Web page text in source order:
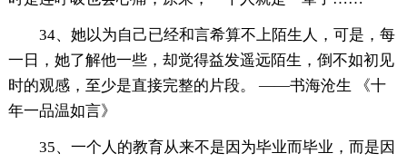
34、她以为自己已经和言希算不上陌生人，可是，每
一日，她了解他一些，却觉得益发遥远陌生，倒不如初见
时的观感，至少是直接完整的片段。 ——书海沧生 《十
年一品温如言》
35、一个人的教育从来不是因为毕业而毕业，而是因